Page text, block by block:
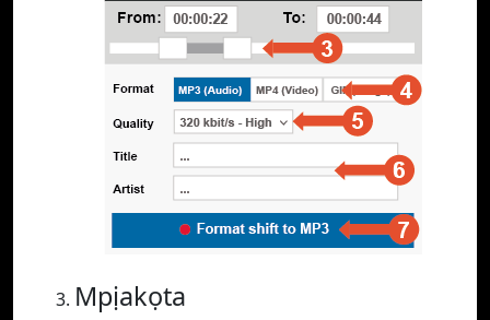
Mpịakọta